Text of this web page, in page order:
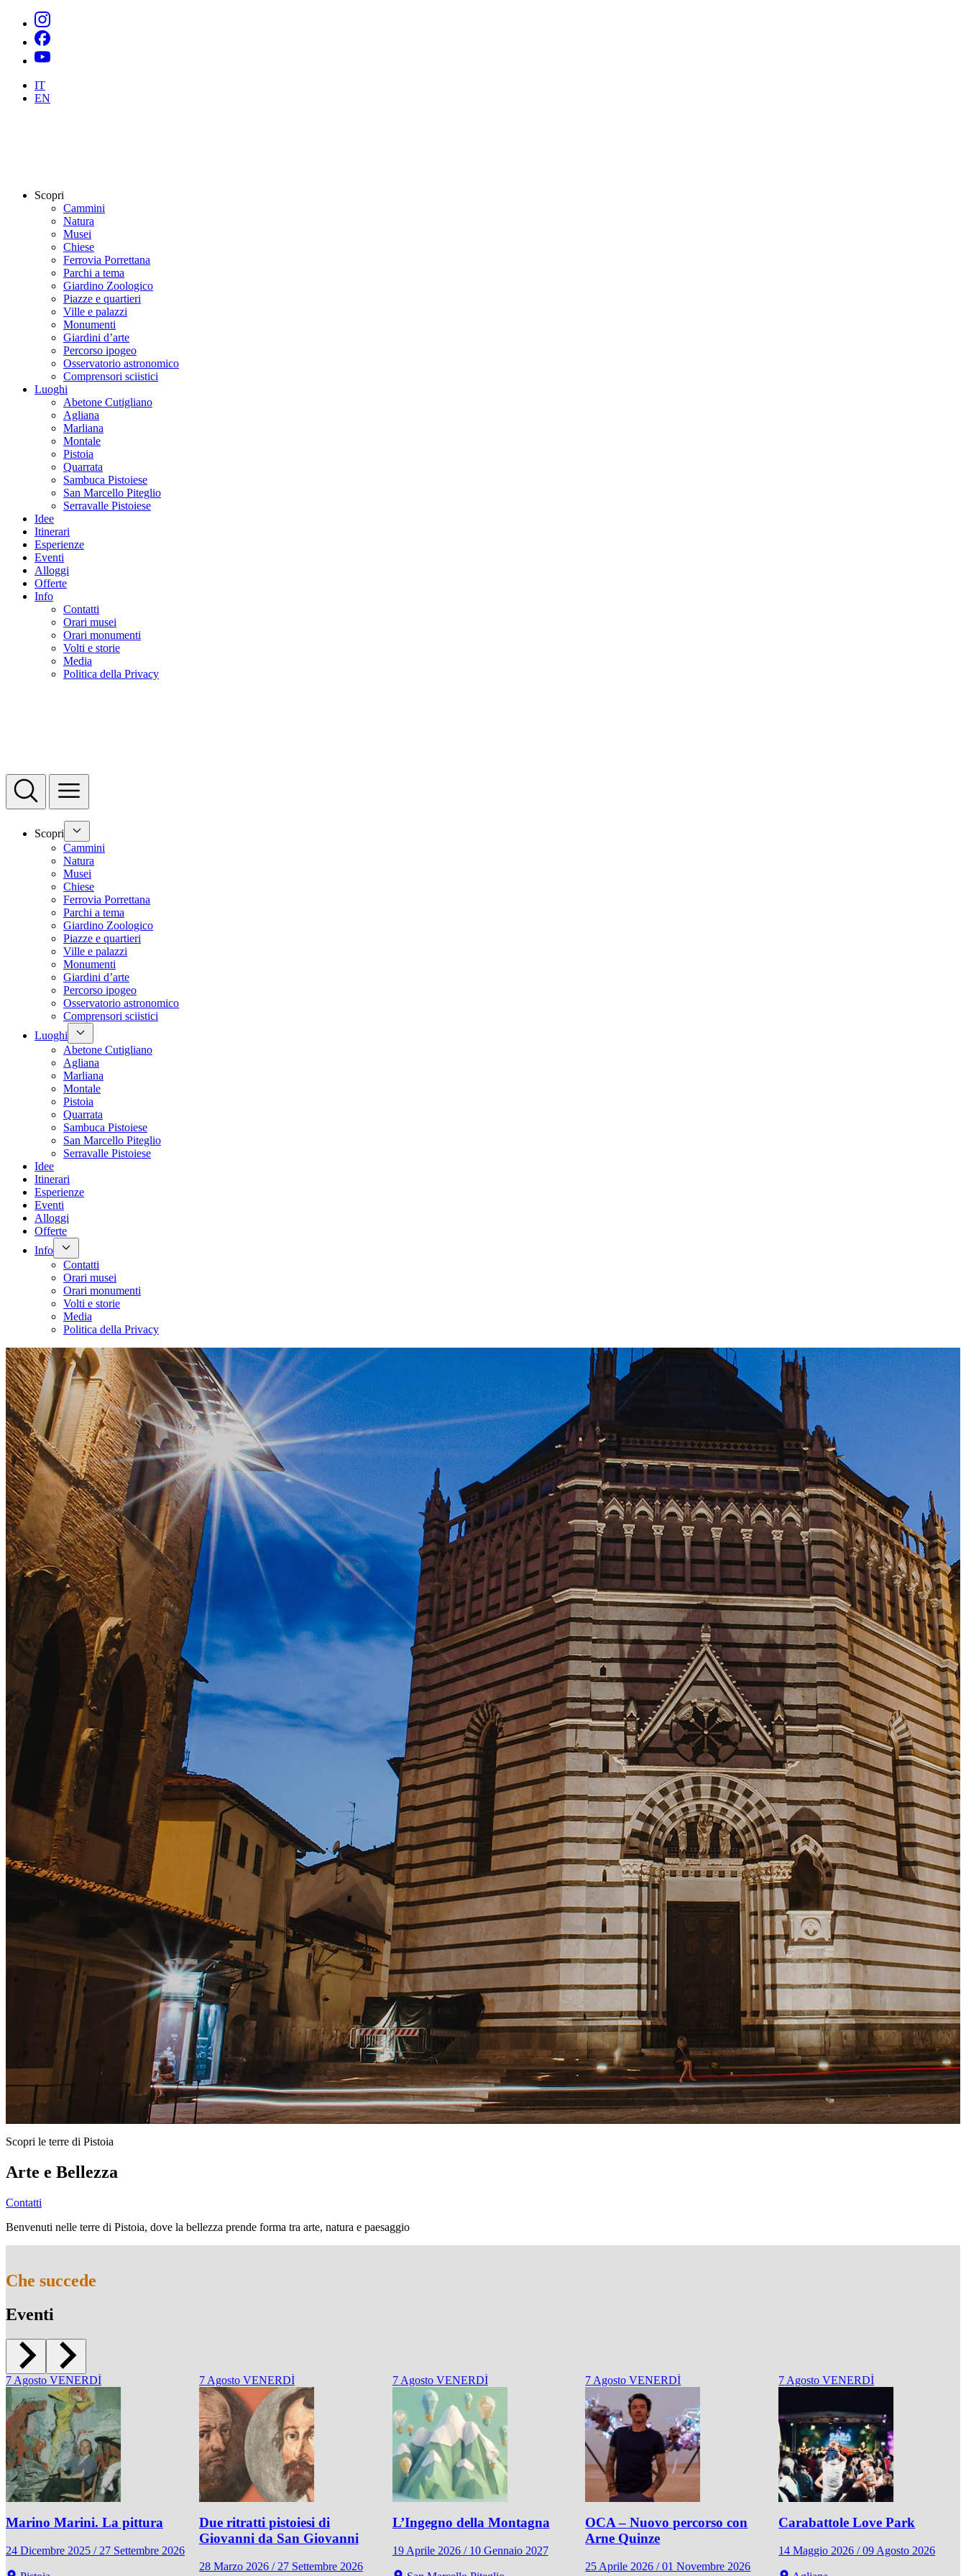
IT
EN
Scopri
Cammini
Natura
Musei
Chiese
Ferrovia Porrettana
Parchi a tema
Giardino Zoologico
Piazze e quartieri
Ville e palazzi
Monumenti
Giardini d’arte
Percorso ipogeo
Osservatorio astronomico
Comprensori sciistici
Luoghi
Abetone Cutigliano
Agliana
Marliana
Montale
Pistoia
Quarrata
Sambuca Pistoiese
San Marcello Piteglio
Serravalle Pistoiese
Idee
Itinerari
Esperienze
Eventi
Alloggi
Offerte
Info
Contatti
Orari musei
Orari monumenti
Volti e storie
Media
Politica della Privacy
Scopri
Cammini
Natura
Musei
Chiese
Ferrovia Porrettana
Parchi a tema
Giardino Zoologico
Piazze e quartieri
Ville e palazzi
Monumenti
Giardini d’arte
Percorso ipogeo
Osservatorio astronomico
Comprensori sciistici
Luoghi
Abetone Cutigliano
Agliana
Marliana
Montale
Pistoia
Quarrata
Sambuca Pistoiese
San Marcello Piteglio
Serravalle Pistoiese
Idee
Itinerari
Esperienze
Eventi
Alloggi
Offerte
Info
Contatti
Orari musei
Orari monumenti
Volti e storie
Media
Politica della Privacy
Scopri le terre di Pistoia
Arte e Bellezza
Contatti
Benvenuti nelle terre di Pistoia, dove la bellezza prende forma tra arte, natura e paesaggio
Che succede
Eventi
7 Agosto VENERDÌ
Marino Marini. La pittura
24 Dicembre 2025 / 27 Settembre 2026
7 Agosto VENERDÌ
Due ritratti pistoiesi di
Giovanni da San Giovanni
28 Marzo 2026 / 27 Settembre 2026
7 Agosto VENERDÌ
L’Ingegno della Montagna
19 Aprile 2026 / 10 Gennaio 2027
7 Agosto VENERDÌ
OCA – Nuovo percorso con
Arne Quinze
25 Aprile 2026 / 01 Novembre 2026
7 Agosto VENERDÌ
Carabattole Love Park
14 Maggio 2026 / 09 Agosto 2026